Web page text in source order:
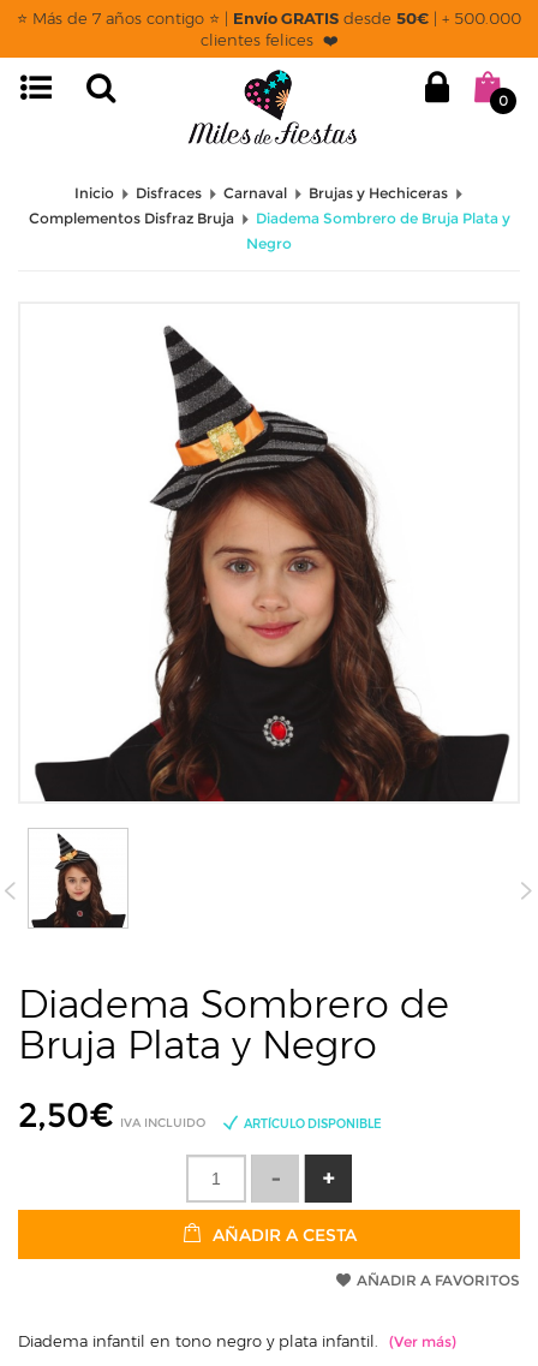
⭐ Más de 7 años contigo ⭐ | Envío GRATIS desde 50€ | + 500.000
clientes felices ❤️
0
Inicio Disfraces Carnaval
Brujas y Hechiceras
Complementos Disfraz Bruja
Diadema Sombrero de Bruja Plata y
Negro
Diadema Sombrero de
Bruja Plata y Negro
2,50€ IVA INCLUIDO ARTÍCULO DISPONIBLE
AÑADIR A CESTA
AÑADIR A FAVORITOS
Diadema infantil en tono negro y plata infantil.